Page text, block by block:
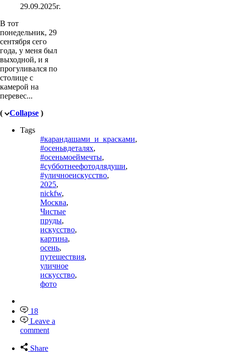
29.09.2025г.
В тот
понедельник, 29
сентября сего
года, у меня был
выходной, и я
прогуливался по
столице с
камерой на
перевес...
(
Collapse )
Tags
#карандашами_и_красками,
#осеньвдеталях,
#осеньмоеймечты,
#субботнеефотодлядуши,
#уличноеискусство,
2025,
nickfw,
Москва,
Чистые
пруды,
искусство,
картина,
осень,
путешествия,
уличное
искусство,
фото
18
Leave a
comment
Share